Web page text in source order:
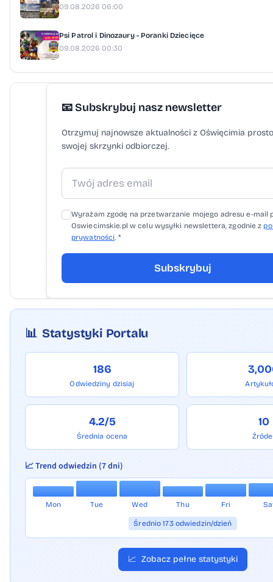
09.08.2026 06:00
Psi Patrol i Dinozaury - Poranki Dziecięce
09.08.2026 00:30
📧 Subskrybuj nasz newsletter
Otrzymuj najnowsze aktualności z Oświęcimia
swojej skrzynki odbiorczej.
Wyrażam zgodę na przetwarzanie mojego adresu e-mail
Oswiecimskie.pl w celu wysyłki newslettera, zgodnie z
prywatności. *
Subskrybuj
📊 Statystyki Portalu
186
Odwiedziny dzisiaj
4.2/5
Średnia ocena
10
📈 Trend odwiedzin (7 dni)
Mon Tue Wed Thu Fri
Średnio 173 odwiedzin/dzień
📈 Zobacz pełne statystyki